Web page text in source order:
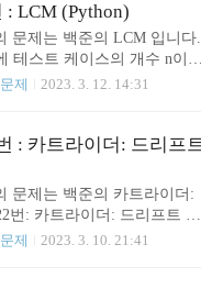
제 풀이 1 부터 n 까지의 합
같다 는 공식을 활용하였습
) def Pyramids(number):
: LCM (Python)
문제는 백준의 LCM 입니다.
테스트 케이스의 개수 n이
는 a와 b가 주어진다. a와 b
을 a 와 b 의 최대공약수로
. 최대공약수를 구하는데에
했습니다. 👨🏻‍💻 코드 ( Soluti
def LCM(a, b): return a * b
"__main__": for _ in range
제 2023. 3. 12. 14:31
: 카트라이더: 드리프
문제는 백준의 카트라이더:
번: 카트라이더: 드리프트 레
하여 총 $20$점을, 블루팀
제 2023. 3. 10. 21:41